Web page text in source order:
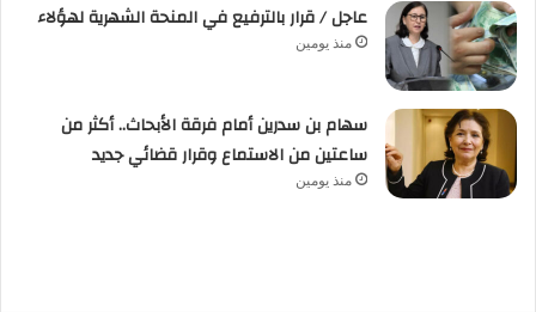
عاجل / قرار بالترفيع في المنحة الشهرية لهؤلاء
منذ يومين
سهام بن سدرين أمام فرقة الأبحاث.. أكثر من
ساعتين من الاستماع وقرار قضائي جديد
منذ يومين